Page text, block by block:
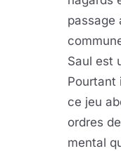
passage
Saul est
Pourtant
ce jeu
ordres
mental